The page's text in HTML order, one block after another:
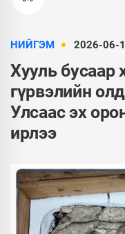
НИЙГЭМ 2026-06-
Хууль бусаар
гүрвэлийн
Улсаас эх
ирлээ